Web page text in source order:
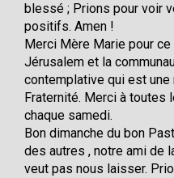
blessé ; Prions pour voir
positifs. Amen !
Merci Mère Marie pour
Jérusalem et la
contemplative qui est
Fraternité. Merci à
chaque samedi.
Bon dimanche du bon
des autres , notre ami de
veut pas nous laisser.